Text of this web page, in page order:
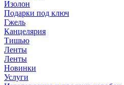
Изолон
Подарки под ключ
Гжель
Канцелярия
Тишью
Ленты
Ленты
Новинки
Услуги